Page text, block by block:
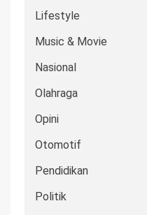
Lifestyle
Music & Movie
Nasional
Olahraga
Opini
Otomotif
Pendidikan
Politik